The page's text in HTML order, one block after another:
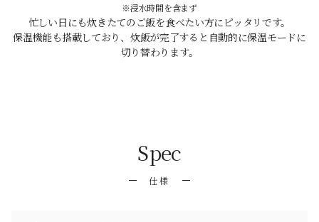
※浸水時間を含まず
忙しい日にも炊きたてのご飯を食べたい方にピッタリです。
保温機能も搭載しており、炊飯が完了すると自動的に保温モードに
切り替わります。
Spec
仕様